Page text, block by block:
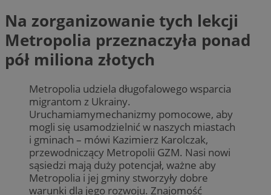
Na zorganizowanie tych lekcji
Metropolia przeznaczyła ponad
pół miliona złotych
Metropolia udziela długofalowego wsparcia
migrantom z Ukrainy.
Uruchamiamymechanizmy pomocowe, aby
mogli się usamodzielnić w naszych miastach
i gminach – mówi Kazimierz Karolczak,
przewodniczący Metropolii GZM. Nasi nowi
sąsiedzi mają duży potencjał, ważne aby
Metropolia i jej gminy stworzyły dobre
warunki dla jego rozwoju. Znajomość